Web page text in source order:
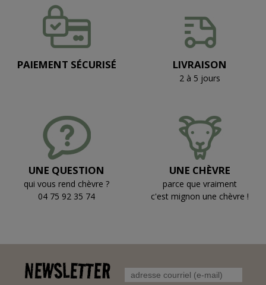
PAIEMENT SÉCURISÉ LIVRAISON
2 à 5 jours
UNE QUESTION
qui vous rend chèvre ?
04 75 92 35 74
UNE CHÈVRE
parce que vraiment
c'est mignon une chèvre !
NEWSLETTER